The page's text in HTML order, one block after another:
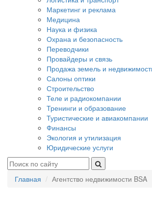
Маркетинг и реклама
Медицина
Наука и физика
Охрана и безопасность
Переводчики
Провайдеры и связь
Продажа земель и
Салоны оптики
Строительство
Теле и радиокомпании
Тренинги и образование
Туристические и авиакомпании
Финансы
Экология и утилизация
Юридические услуги
Главная Агентство недвижимости BSA